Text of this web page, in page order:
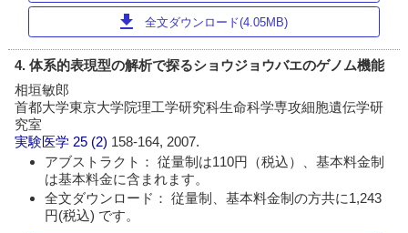
download 全文ダウンロード(4.05MB)
4. 体系的表現型の解析で探るショウジョウバエのゲノム機能
相垣敏郎
首都大学東京大学院理工学研究科生命科学専攻細胞遺伝学研
究室
実験医学 25 (2) 158-164, 2007.
アブストラクト： 従量制は110円（税込）、基本料金制
は基本料金に含まれます。
全文ダウンロード： 従量制、基本料金制の方共に1,243
円(税込) です。